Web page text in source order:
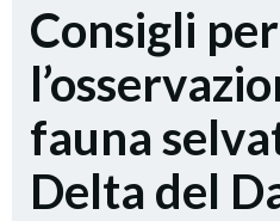
Consigli per
fauna
Delta del